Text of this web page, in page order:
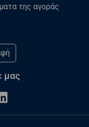
της αγοράς
μας